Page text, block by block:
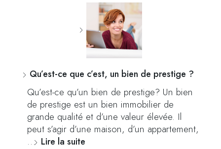
Qu’est-ce que c’est, un bien de prestige ?
Qu’est-ce qu’un bien de prestige? Un bien
de prestige est un bien immobilier de
grande qualité et d’une valeur élevée. Il
peut s’agir d’une maison, d’un appartement,
… Lire la suite